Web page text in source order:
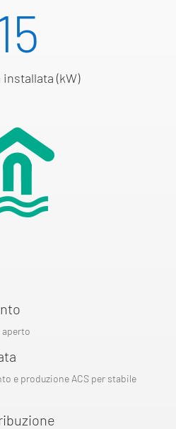
installata (kW)
e produzione ACS per stabile